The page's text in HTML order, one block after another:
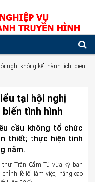
nghị không kể thành tích, diễn
tại hội nghị
tình hình
cầu không tổ chức
thiết; thực hiện tinh
năm.
Trần Cẩm Tú vừa ký ban
lề lối làm việc, nâng cao